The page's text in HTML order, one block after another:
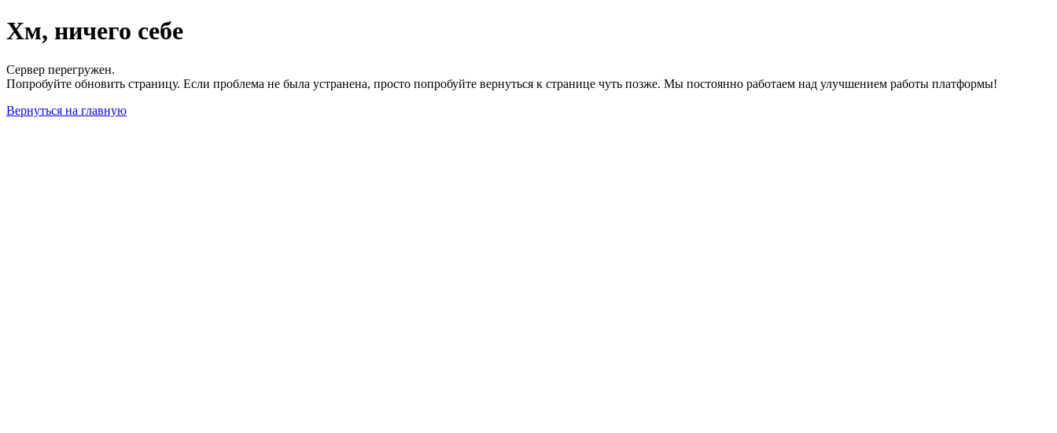
Хм, ничего себе
Сервер перегружен.
Попробуйте обновить страницу. Если проблема не была устранена, просто попробуйте вернуться к странице чуть позже. Мы постоянно работаем над улучшением работы платформы!
Вернуться на главную